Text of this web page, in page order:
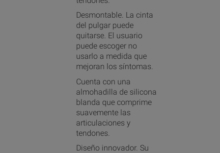
Desmontable. La cinta
del pulgar puede
quitarse. El usuario
puede escoger no
usarlo a medida que
mejoran los síntomas.
Cuenta con una
almohadilla de silicona
blanda que comprime
suavemente las
articulaciones y
tendones.
Diseño innovador. Su